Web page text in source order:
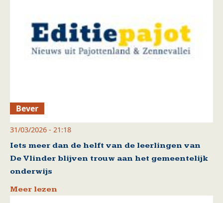
Bever
31/03/2026 - 21:18
Iets meer dan de helft van de leerlingen van
De Vlinder blijven trouw aan het gemeentelijk
onderwijs
Meer lezen